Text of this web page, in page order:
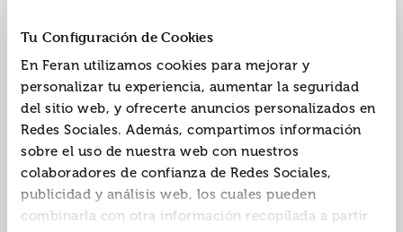
Tu Configuración de Cookies
En Feran utilizamos cookies para mejorar y
personalizar tu experiencia, aumentar la seguridad
del sitio web, y ofrecerte anuncios personalizados en
Redes Sociales. Además, compartimos información
sobre el uso de nuestra web con nuestros
colaboradores de confianza de Redes Sociales,
publicidad y análisis web, los cuales pueden
combinarla con otra información recopilada a partir
ISBN: 9788417108793
Autor:Hyde, Jeannette
Autor:Hatch, Amber